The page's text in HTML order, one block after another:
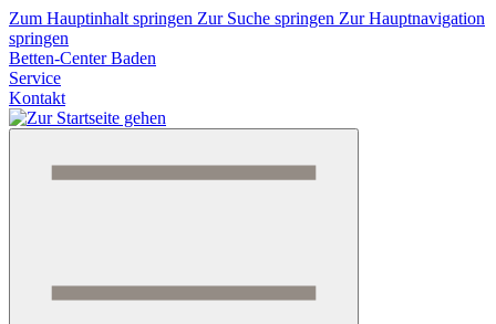
Zum Hauptinhalt springen Zur Suche springen Zur Hauptnavigation
springen
Betten-Center Baden
Service
Kontakt